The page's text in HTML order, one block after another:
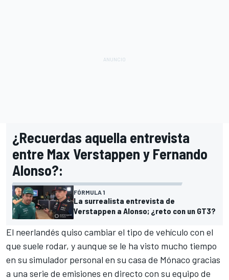
¿Recuerdas aquella entrevista
entre Max Verstappen y Fernando
Alonso?:
FÓRMULA 1
La surrealista entrevista de
Verstappen a Alonso; ¿reto con un GT3?
El neerlandés quiso cambiar el tipo de vehículo con el
que suele rodar, y aunque se le ha visto mucho tiempo
en su simulador personal en su casa de Mónaco gracias
a una serie de emisiones en directo con su equipo de